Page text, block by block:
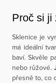
Proč si ji
Sklenice je
má ideální
baví. Skvěle
nebo růžové.
přesně to, co